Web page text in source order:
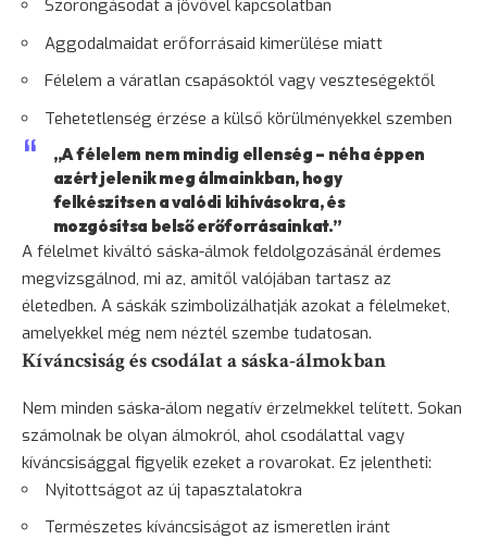
Szorongásodat a jövővel kapcsolatban
Aggodalmaidat erőforrásaid kimerülése miatt
Félelem a váratlan csapásoktól vagy veszteségektől
Tehetetlenség érzése a külső körülményekkel szemben
„A félelem nem mindig ellenség – néha éppen
azért jelenik meg álmainkban, hogy
felkészítsen a valódi kihívásokra, és
mozgósítsa belső erőforrásainkat.”
A félelmet kiváltó sáska-álmok feldolgozásánál érdemes
megvizsgálnod, mi az, amitől valójában tartasz az
életedben. A sáskák szimbolizálhatják azokat a félelmeket,
amelyekkel még nem néztél szembe tudatosan.
Kíváncsiság és csodálat a sáska-álmokban
Nem minden sáska-álom negatív érzelmekkel telített. Sokan
számolnak be olyan álmokról, ahol csodálattal vagy
kíváncsisággal figyelik ezeket a rovarokat. Ez jelentheti:
Nyitottságot az új tapasztalatokra
Természetes kíváncsiságot az ismeretlen iránt